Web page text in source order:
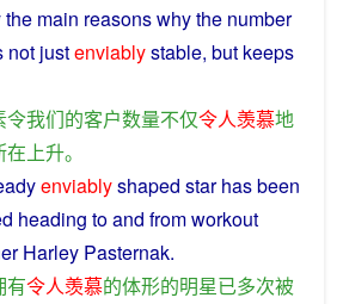
the main reasonswhy the number
not justenviablystable, but keeps
令我们的客户数量不仅令人羡慕地
在上升。
enviablyshaped star hasbeen
heading toand fromworkout
Harley Pasternak.
有令人羡慕的体形的明星已多次被